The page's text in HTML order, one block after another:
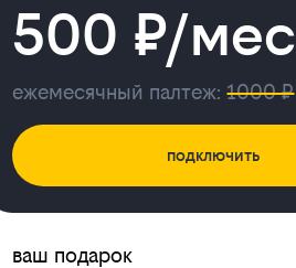
500 ₽/мес
ежемесячный палтеж:1000 ₽
подключить
ваш подарок